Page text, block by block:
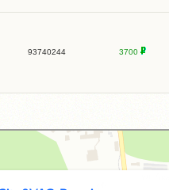
93740244 3700